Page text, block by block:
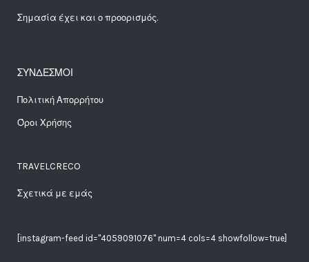
Σημασία έχει και ο προορισμός.
ΣΥΝΔΕΣΜΟΙ
Πολιτική Απορρήτου
Όροι Χρήσης
TRAVELCRECO
Σχετικά με εμάς
[instagram-feed id="4059091076" num=4 cols=4 showfollow=true]